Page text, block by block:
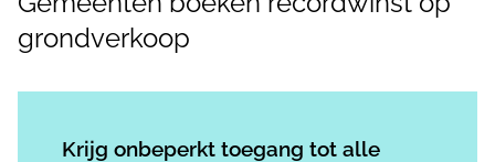
grondverkoop
Krijg onbeperkt toegang tot alle